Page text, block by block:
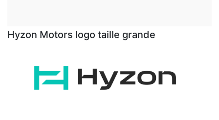
Hyzon Motors logo taille grande